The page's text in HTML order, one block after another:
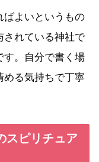
ばよいというもの
されている神社で
す。自分で書く場
める気持ちで丁寧
スピリチュア